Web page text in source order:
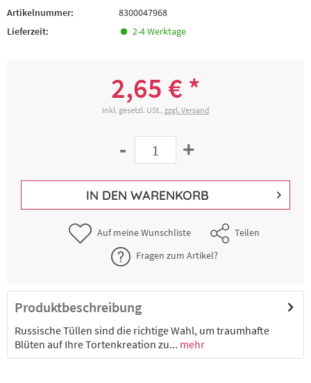
Artikelnummer:
8300047968
Lieferzeit:
2-4 Werktage
2,65 € *
Inkl. gesetzl. USt., zzgl. Versand
- +
IN DEN WARENKORB
Auf meine Wunschliste
Teilen
Fragen zum Artikel?
Produktbeschreibung
Russische Tüllen sind die richtige Wahl, um traumhafte
Blüten auf Ihre Tortenkreation zu... mehr